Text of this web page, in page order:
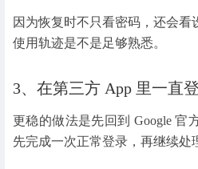
因为恢复时不只看密码，还会
使用轨迹是不是足够熟悉。
3、在第三方 App 里一直
更稳的做法是先回到 Google 官
先完成一次正常登录，再继续处